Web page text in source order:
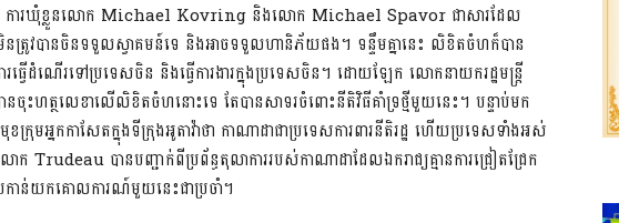
ការ​ឃុំ​ខ្លួន​លោក Michael Kovring និង​លោក Michael Spavor ជា​សារ​ដែល​
មិន​ត្រូវ​បានចិន​ទទួល​ស្វាគមន៍​ទេ និង​អាច​ទទួល​ហានិភ័យ​ផង។ ទន្ទឹម​គ្នា​នេះ លិខិតចំហ​ក៏​បាន​
ារ​ធ្វើ​ដំណើរ​ទៅ​ប្រទេស​ចិន និង​ធ្វើ​ការងារ​ក្នុង​ប្រទេស​ចិន។ ដោយឡែក លោក​នាយករដ្ឋមន្រ្តី​
ហត្ថលេខា​លើ​លិខិតចំហ​នោះ​ទេ តែ​បាន​សាទរ​ចំពោះ​នីតិវិធី​គាំទ្រ​ថ្មី​មួយ​នេះ។ បន្ទាប់​មក
ម​អ្នកកាសែត​ក្នុង​ទីក្រុង​អូតាវ៉ា​ថា កាណាដា​ជា​ប្រទេស​ការពារ​នីតិរដ្ឋ ហើយ​ប្រទេស​ទាំង​អស់​
ោក Trudeau បាន​បញ្ជាក់​ពី​ប្រព័ន្ធ​តុលាការ​របស់​កាណាដា​ដែល​ឯករាជ្យ​គ្មាន​ការ​ជ្រៀតជ្រែក​
កាន់​យក​គោលការណ៍​មួយ​នេះ​ជា​ប្រចាំ។